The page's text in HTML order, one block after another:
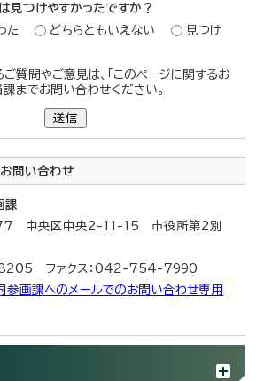
見つけやすかったですか？
た
どちらともいえない
見つけ
質問やご意見は、「このページに関するお
までお問い合わせください。
送信
お問い合わせ
課
中央区中央2-11-15 市役所第2別
ファクス：042-754-7990
参画課へのメールでのお問い合わせ専用